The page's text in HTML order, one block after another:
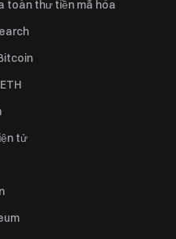
toàn thư tiền mã hóa
tử